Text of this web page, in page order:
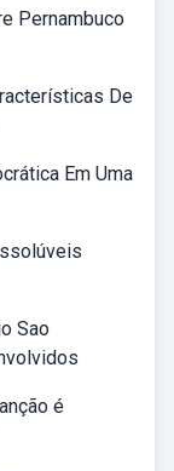
Pernambuco
De
Em Uma
Sao
é